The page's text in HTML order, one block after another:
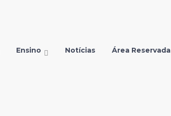
Ensino Notícias Área Reservada